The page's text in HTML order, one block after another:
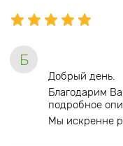
Б
Добрый день.
Благодарим
подробное
Мы искренне